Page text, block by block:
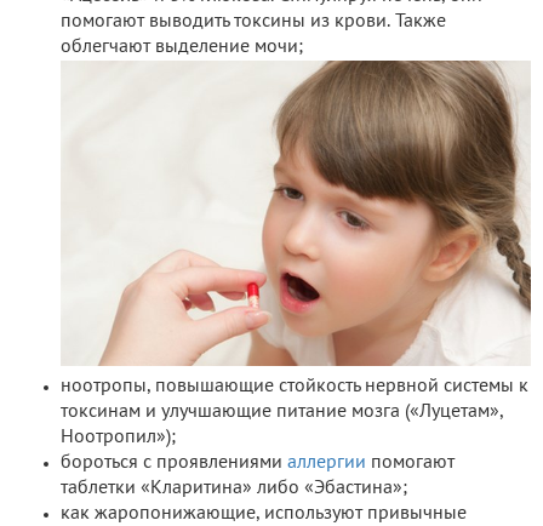
помогают выводить токсины из крови. Также
облегчают выделение мочи;
ноотропы, повышающие стойкость нервной системы к
токсинам и улучшающие питание мозга («Луцетам»,
Ноотропил»);
бороться с проявлениями аллергии помогают
таблетки «Кларитина» либо «Эбастина»;
как жаропонижающие, используют привычные